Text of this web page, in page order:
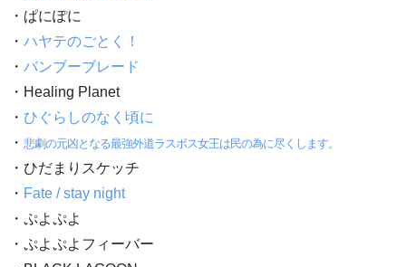
・ぱにぽに
・ ハヤテのごとく！
・ バンブーブレード
・Healing Planet
・ ひぐらしのなく頃に
・ 悲劇の元凶となる最強外道ラスボス女王は民の為に尽くします。
・ひだまりスケッチ
・ Fate / stay night
・ぷよぷよ
・ぷよぷよフィーバー